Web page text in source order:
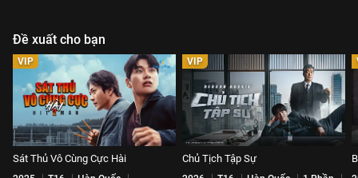
Đề xuất cho bạn
VIP
Sát Thủ Vô Cùng Cực Hài
VIP
Chủ Tịch Tập Sự